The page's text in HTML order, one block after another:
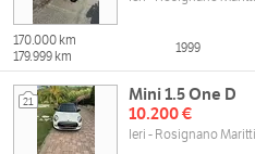
170.000 km
179.999 km
1999
21
Mini 1.5 One D
10.200 €
Ieri - Rosignano